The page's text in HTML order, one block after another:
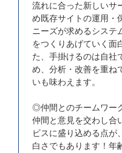
流れに合った新しいサ
め既存サイトの運用・
ニーズが求めるシステ
をつくりあげていく面
た、手掛けるのは自社
め、分析・改善を重ね
いも味わえます。
◎仲間とのチームワー
仲間と意見を交わし合
ビスに盛り込める点が
白さでもあります！年